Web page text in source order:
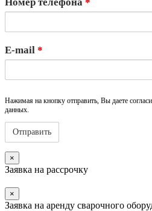
E-mail *
Нажимая на кнопку отправить, Вы даете
данных.
×
Заявка на рассрочку
×
Заявка на аренду сварочного